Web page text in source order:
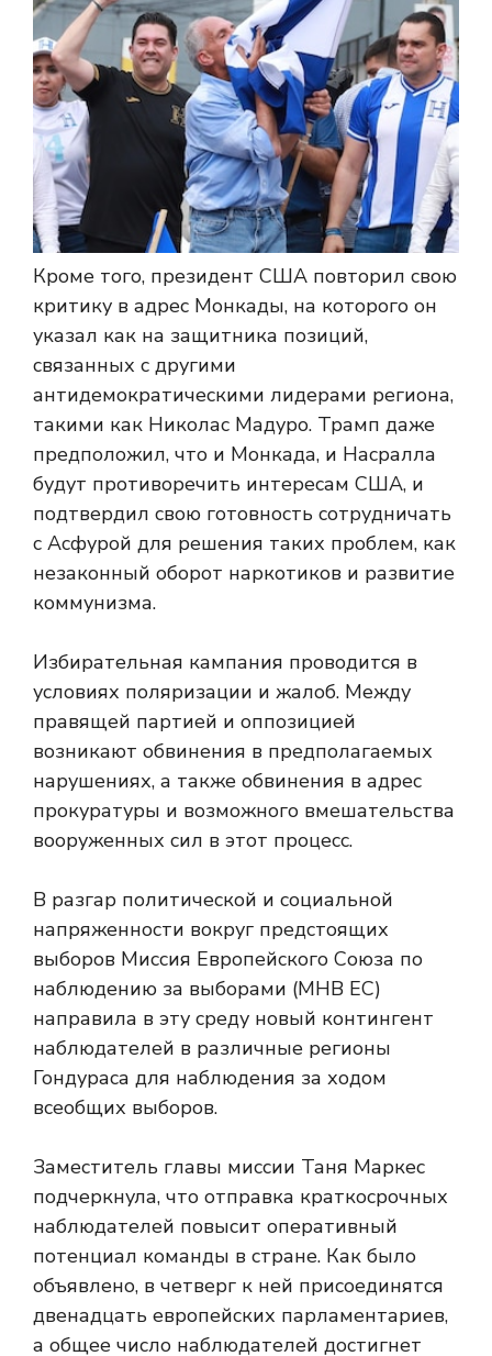
Кроме того, президент США повторил свою
критику в адрес Монкады, на которого он
указал как на защитника позиций,
связанных с другими
антидемократическими лидерами региона,
такими как Николас Мадуро. Трамп даже
предположил, что и Монкада, и Насралла
будут противоречить интересам США, и
подтвердил свою готовность сотрудничать
с Асфурой для решения таких проблем, как
незаконный оборот наркотиков и развитие
коммунизма.
Избирательная кампания проводится в
условиях поляризации и жалоб. Между
правящей партией и оппозицией
возникают обвинения в предполагаемых
нарушениях, а также обвинения в адрес
прокуратуры и возможного вмешательства
вооруженных сил в этот процесс.
В разгар политической и социальной
напряженности вокруг предстоящих
выборов Миссия Европейского Союза по
наблюдению за выборами (МНВ ЕС)
направила в эту среду новый контингент
наблюдателей в различные регионы
Гондураса для наблюдения за ходом
всеобщих выборов.
Заместитель главы миссии Таня Маркес
подчеркнула, что отправка краткосрочных
наблюдателей повысит оперативный
потенциал команды в стране. Как было
объявлено, в четверг к ней присоединятся
двенадцать европейских парламентариев,
а общее число наблюдателей достигнет